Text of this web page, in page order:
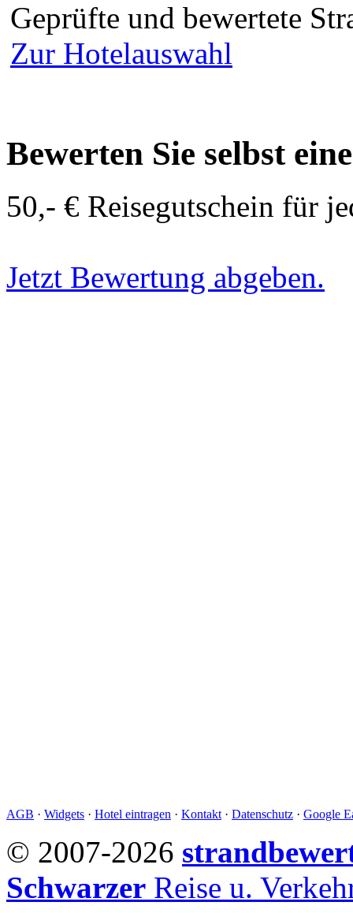
Geprüfte und bewertete
Zur Hotelauswahl
Bewerten Sie selbst
50,- € Reisegutschein für
Jetzt Bewertung abgeben.
AGB · Widgets · Hotel eintragen · Kontakt · Datenschutz · Google
© 2007-2026
Schwarzer Reise u.